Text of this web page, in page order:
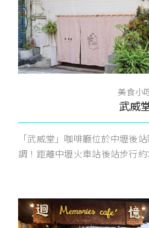
美食小
武威
「武威堂」咖啡廳位於中壢後
調！距離中壢火車站後站步行約